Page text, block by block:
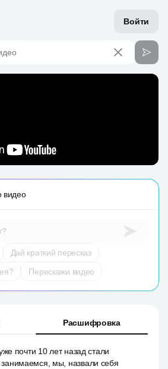
Войти
видео
Дай краткий пересказ
Перескажи видео
Расшифровка
почти 10 лет назад стали
мы, назвали себя